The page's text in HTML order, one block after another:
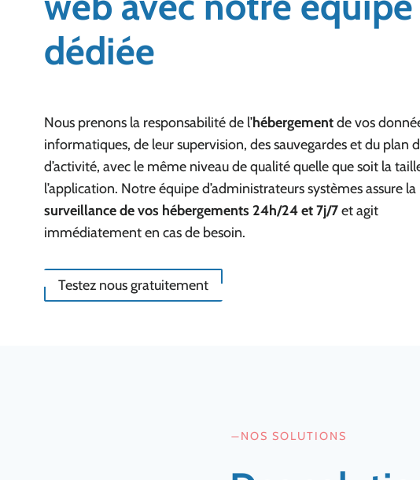
dédiée
Nous prenons la responsabilité de l’hébergementde vos
informatiques, de leur supervision, des sauvegardes et du plan
d’activité, avec le même niveau de qualité quelle que soit la
l’application. Notre équipe d’administrateurs systèmes assure la
surveillance de vos hébergements 24h/24 et 7j/7et agit
immédiatement en cas de besoin.
Testez nous gratuitement
NOS SOLUTIONS